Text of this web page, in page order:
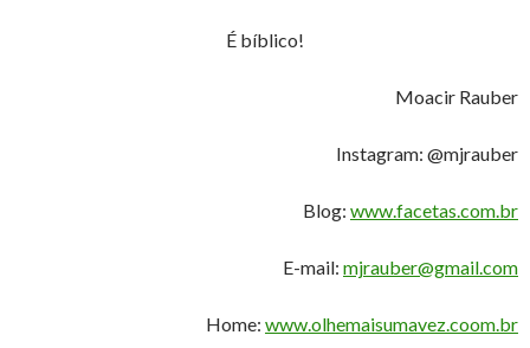
É bíblico!
Moacir Rauber
Instagram: @mjrauber
Blog: www.facetas.com.br
E-mail: mjrauber@gmail.com
Home: www.olhemaisumavez.coom.br